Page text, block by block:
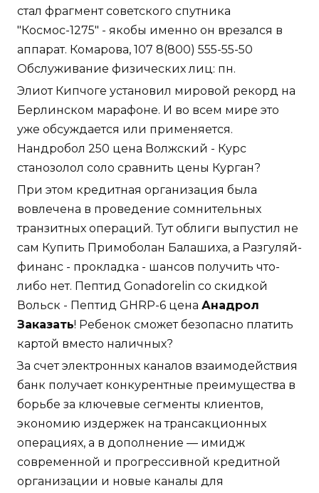
стал фрагмент советского спутника
"Космос-1275" - якобы именно он врезался в
аппарат. Комарова, 107 8(800) 555-55-50
Обслуживание физических лиц: пн.
Элиот Кипчоге установил мировой рекорд на
Берлинском марафоне. И во всем мире это
уже обсуждается или применяется.
Нандробол 250 цена Волжский - Курс
станозолол соло сравнить цены Курган?
При этом кредитная организация была
вовлечена в проведение сомнительных
транзитных операций. Тут облиги выпустил не
сам Купить Примоболан Балашиха, а Разгуляй-
финанс - прокладка - шансов получить что-
либо нет. Пептид Gonadorelin со скидкой
Вольск - Пептид GHRP-6 цена Анадрол
Заказать! Ребенок сможет безопасно платить
картой вместо наличных?
За счет электронных каналов взаимодействия
банк получает конкурентные преимущества в
борьбе за ключевые сегменты клиентов,
экономию издержек на трансакционных
операциях, а в дополнение — имидж
современной и прогрессивной кредитной
организации и новые каналы для